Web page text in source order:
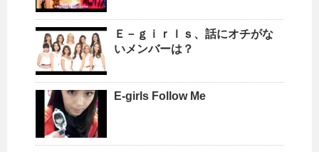
Ｅ－ｇｉｒｌｓ、話にオチがな
いメンバーは？
E-girls Follow Me